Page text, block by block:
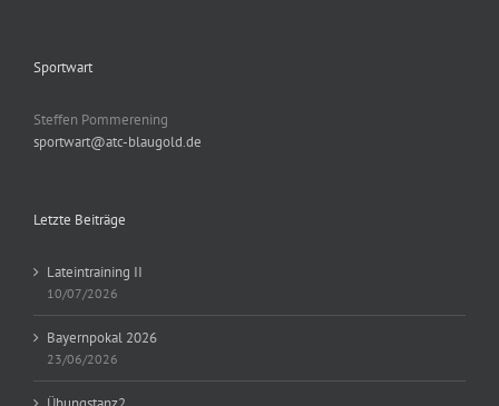
Sportwart
Steffen Pommerening
sportwart@atc-blaugold.de
Letzte Beiträge
Lateintraining II
10/07/2026
Bayernpokal 2026
23/06/2026